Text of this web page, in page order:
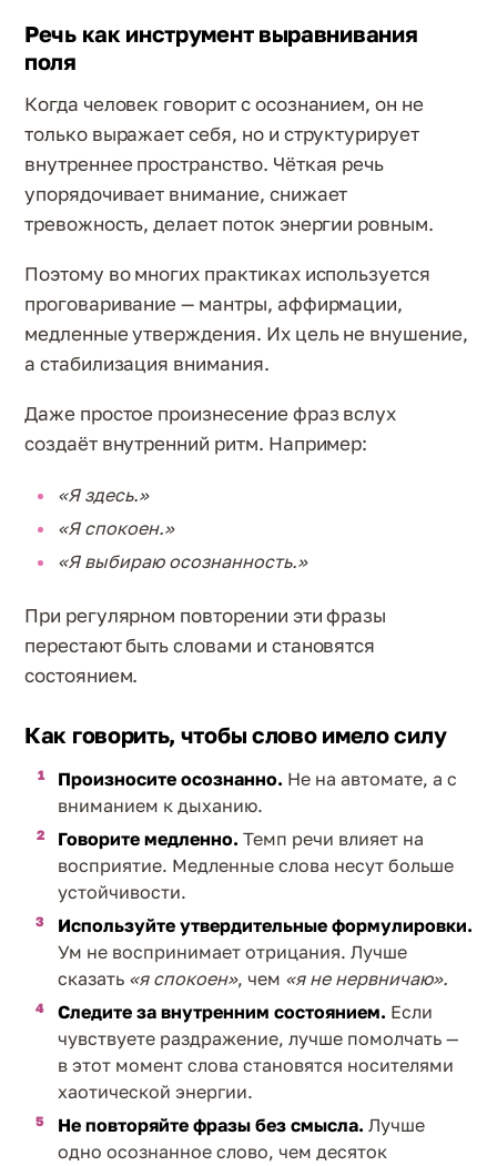
Речь как инструмент выравнивания
поля
Когда человек говорит с осознанием, он не
только выражает себя, но и структурирует
внутреннее пространство. Чёткая речь
упорядочивает внимание, снижает
тревожность, делает поток энергии ровным.
Поэтому во многих практиках используется
проговаривание — мантры, аффирмации,
медленные утверждения. Их цель не внушение,
а стабилизация внимания.
Даже простое произнесение фраз вслух
создаёт внутренний ритм. Например:
«Я здесь.»
«Я спокоен.»
«Я выбираю осознанность.»
При регулярном повторении эти фразы
перестают быть словами и становятся
состоянием.
Как говорить, чтобы слово имело силу
Произносите осознанно. Не на автомате, а с
вниманием к дыханию.
Говорите медленно. Темп речи влияет на
восприятие. Медленные слова несут больше
устойчивости.
Используйте утвердительные формулировки.
Ум не воспринимает отрицания. Лучше
сказать «я спокоен», чем «я не нервничаю».
Следите за внутренним состоянием. Если
чувствуете раздражение, лучше помолчать —
в этот момент слова становятся носителями
хаотической энергии.
Не повторяйте фразы без смысла. Лучше
одно осознанное слово, чем десяток